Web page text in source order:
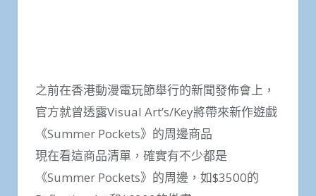
之前在香港動漫電玩節舉行的新聞發佈會上，
官方就曾透露Visual Art’s/Key將帶來新作遊戲
《Summer Pockets》的周邊商品
現在看這商品清單，確實有不少都是
《Summer Pockets》的周邊，如$3500的